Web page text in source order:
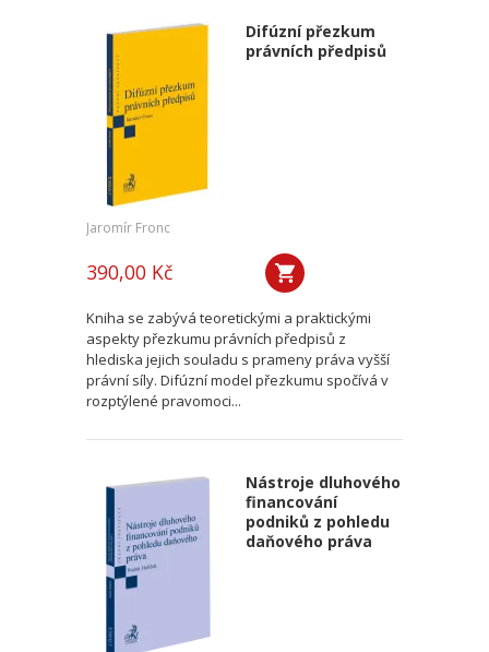
Difúzní přezkum
právních předpisů
Jaromír Fronc
390,00 Kč
Kniha se zabývá teoretickými a praktickými
aspekty přezkumu právních předpisů z
hlediska jejich souladu s prameny práva vyšší
právní síly. Difúzní model přezkumu spočívá v
rozptýlené pravomoci...
Nástroje dluhového
financování
podniků z pohledu
daňového práva